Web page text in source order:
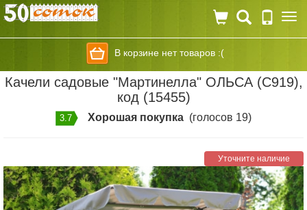
В корзине нет товаров :(
Качели садовые "Мартинелла" ОЛЬСА (С919),
код (15455)
3.7 Хорошая покупка (голосов 19)
Уточните наличие